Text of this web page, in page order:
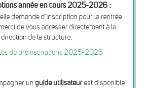
année en cours 2025-2026 :
demande d’inscription pour la rentrée
de vous adresser directement à la
direction de la structure.
de préinscriptions 2025-2026
un guide utilisateurest disponible